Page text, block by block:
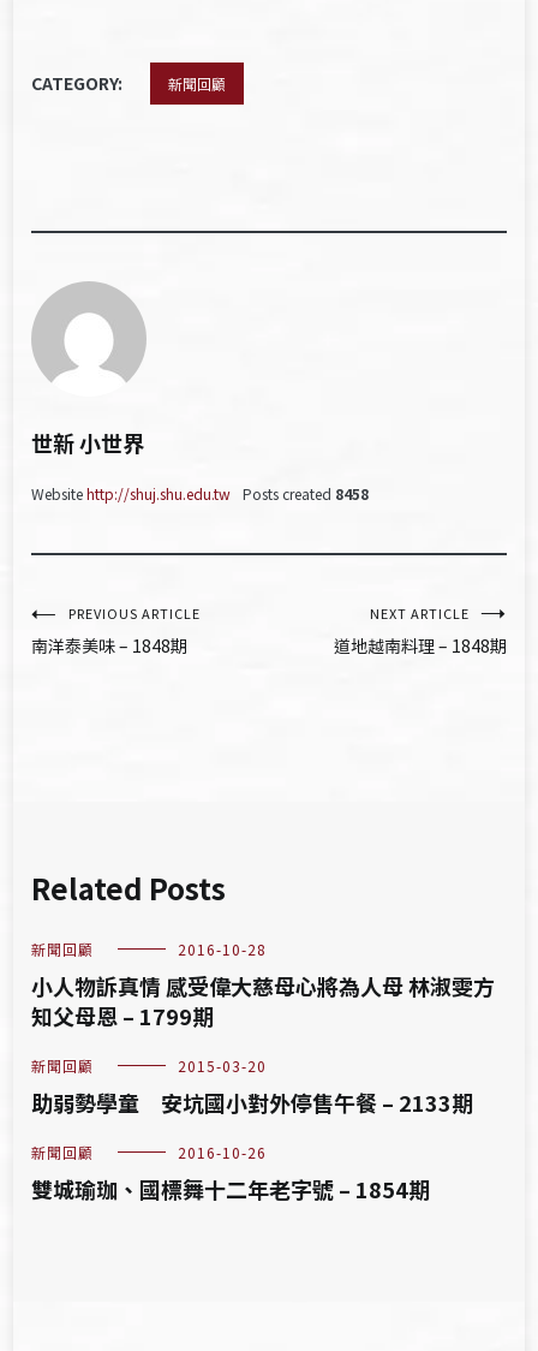
CATEGORY: 新聞回顧
世新 小世界
Websitehttp://shuj.shu.edu.tw Posts created 8458
文
章
PREVIOUS ARTICLE
南洋泰美味 – 1848期
NEXT ARTICLE
道地越南料理 – 1848期
Related Posts
新聞回顧 2016-10-28
小人物訴真情 感受偉大慈母心將為人母 林淑雯方
知父母恩 – 1799期
新聞回顧 2015-03-20
助弱勢學童 安坑國小對外停售午餐 – 2133期
新聞回顧 2016-10-26
雙城瑜珈、國標舞十二年老字號 – 1854期